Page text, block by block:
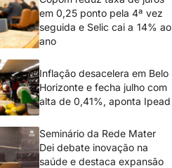
em 0,25 ponto pela 4ª vez
seguida e Selic cai a 14% ao
ano
Inflação desacelera em Belo
Horizonte e fecha julho com
alta de 0,41%, aponta Ipead
Seminário da Rede Mater
Dei debate inovação na
saúde e destaca expansão